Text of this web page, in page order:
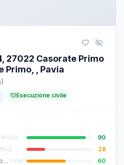
27022 Casorate Primo
Primo, , Pavia
Esecuzione civile
(40%)
90
)
28
Occupazione (15%)
60